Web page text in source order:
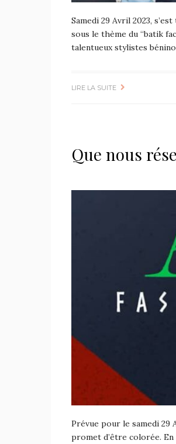
Samedi 29 Avril 2023,
sous le thème du “batik
talentueux stylistes
LIRE LA SUITE
Que nous
Prévue pour le samedi 29
promet d’être colorée.